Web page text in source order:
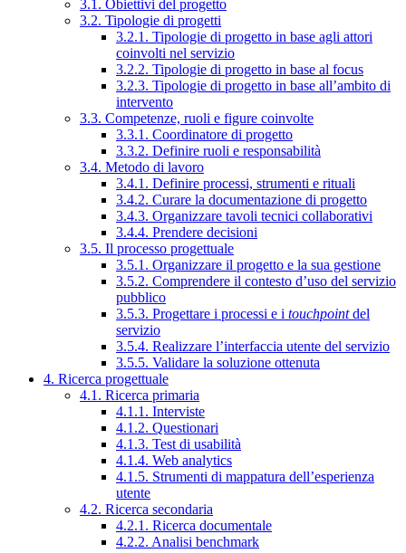
3.1. Obiettivi del progetto
3.2. Tipologie di progetti
3.2.1. Tipologie di progetto in base agli attori
coinvolti nel servizio
3.2.2. Tipologie di progetto in base al focus
3.2.3. Tipologie di progetto in base all’ambito di
intervento
3.3. Competenze, ruoli e figure coinvolte
3.3.1. Coordinatore di progetto
3.3.2. Definire ruoli e responsabilità
3.4. Metodo di lavoro
3.4.1. Definire processi, strumenti e rituali
3.4.2. Curare la documentazione di progetto
3.4.3. Organizzare tavoli tecnici collaborativi
3.4.4. Prendere decisioni
3.5. Il processo progettuale
3.5.1. Organizzare il progetto e la sua gestione
3.5.2. Comprendere il contesto d’uso del servizio
pubblico
3.5.3. Progettare i processi e i touchpointdel
servizio
3.5.4. Realizzare l’interfaccia utente del servizio
3.5.5. Validare la soluzione ottenuta
4. Ricerca progettuale
4.1. Ricerca primaria
4.1.1. Interviste
4.1.2. Questionari
4.1.3. Test di usabilità
4.1.4. Web analytics
4.1.5. Strumenti di mappatura dell’esperienza
utente
4.2. Ricerca secondaria
4.2.1. Ricerca documentale
4.2.2. Analisi benchmark